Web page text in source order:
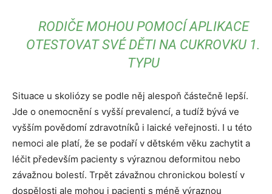
RODIČE MOHOU POMOCÍ APLIKACE
OTESTOVAT SVÉ DĚTI NA CUKROVKU 1.
TYPU
Situace u skoliózy se podle něj alespoň částečně lepší.
Jde o onemocnění s vyšší prevalencí, a tudíž bývá ve
vyšším povědomí zdravotníků i laické veřejnosti. I u této
nemoci ale platí, že se podaří v dětském věku zachytit a
léčit především pacienty s výraznou deformitou nebo
závažnou bolestí. Trpět závažnou chronickou bolestí v
dospělosti ale mohou i pacienti s méně výraznou